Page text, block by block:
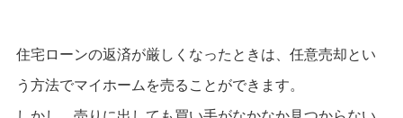
住宅ローンの返済が厳しくなったときは、任意売却とい
う方法でマイホームを売ることができます。